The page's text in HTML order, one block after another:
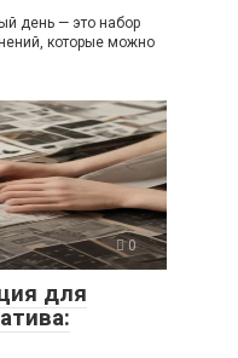
день — это набор
которые можно
0
для